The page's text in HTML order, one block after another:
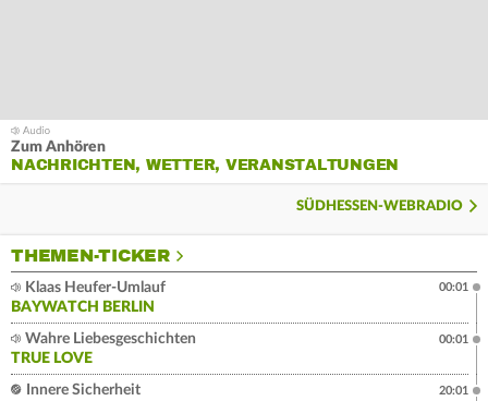
Zum Anhören
NACHRICHTEN, WETTER, VERANSTALTUNGEN
SÜDHESSEN-WEBRADIO
THEMEN-TICKER
Klaas Heufer-Umlauf
BAYWATCH BERLIN
00:01
Wahre Liebesgeschichten
TRUE LOVE
00:01
Innere Sicherheit
20:01